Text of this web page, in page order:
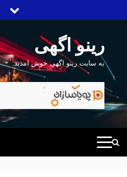
to
رینو اگهی
به سایت رینو اگهی خوش امدید.